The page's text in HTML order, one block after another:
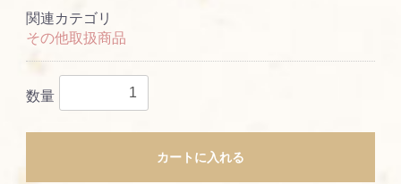
関連カテゴリ
その他取扱商品
数量
カートに入れる